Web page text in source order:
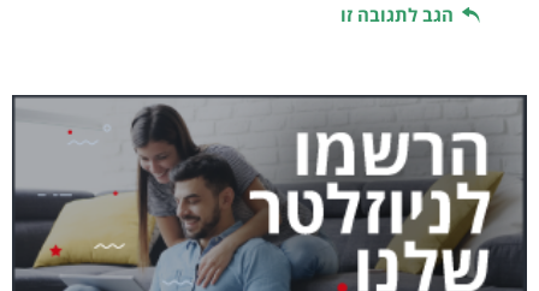
הגב לתגובה זו